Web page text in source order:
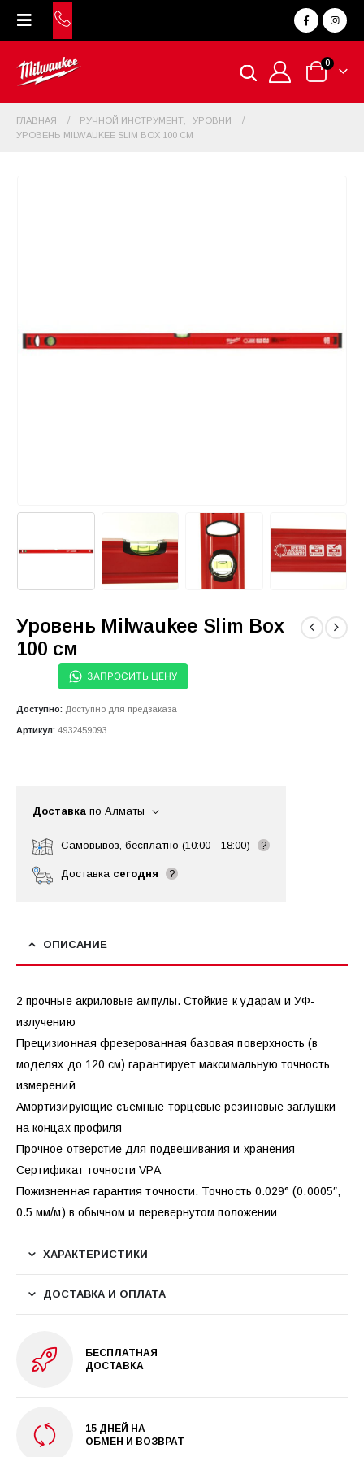
0
ГЛАВНАЯ РУЧНОЙ ИНСТРУМЕНТ
УРОВНИ
УРОВЕНЬ MILWAUKEE SLIM BOX 100 СМ
Уровень Milwaukee Slim Box
100 см
ЗАПРОСИТЬ ЦЕНУ
Доступно: Доступно для предзаказа
Артикул: 4932459093
Доставка по Алматы
Самовывоз, бесплатно (10:00 - 18:00) ?
Доставка сегодня ?
ОПИСАНИЕ
2 прочные акриловые ампулы. Стойкие к ударам и УФ-
излучению
Прецизионная фрезерованная базовая поверхность (в
моделях до 120 см) гарантирует максимальную точность
измерений
Амортизирующие съемные торцевые резиновые заглушки
на концах профиля
Прочное отверстие для подвешивания и хранения
Сертификат точности VPA
Пожизненная гарантия точности. Точность 0.029° (0.0005″,
0.5 мм/м) в обычном и перевернутом положении
ХАРАКТЕРИСТИКИ
ДОСТАВКА И ОПЛАТА
БЕСПЛАТНАЯ
ДОСТАВКА
15 ДНЕЙ НА
ОБМЕН И ВОЗВРАТ